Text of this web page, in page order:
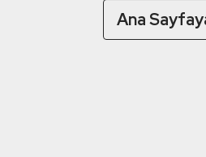
Ana